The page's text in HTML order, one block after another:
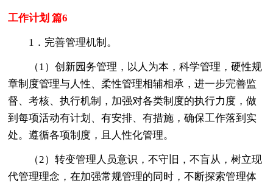
工作计划 篇6
1．完善管理机制。
（1）创新园务管理，以人为本，科学管理，硬性规
章制度管理与人性、柔性管理相辅相承，进一步完善监
督、考核、执行机制，加强对各类制度的执行力度，做
到每项活动有计划、有安排、有措施，确保工作落到实
处。遵循各项制度，且人性化管理。
（2）转变管理人员意识，不守旧，不盲从，树立现
代管理理念，在加强常规管理的同时，不断探索管理体